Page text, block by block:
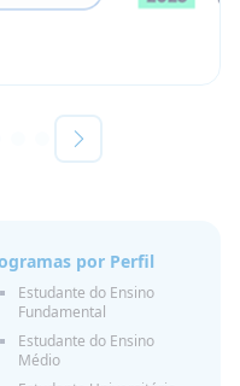
por Perfil
Estudante do Ensino
Fundamental
Estudante do Ensino
Médio